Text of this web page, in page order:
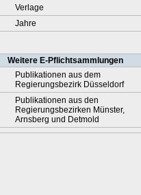
Verlage
Jahre
Weitere E-Pflichtsammlungen
Publikationen aus dem
Regierungsbezirk Düsseldorf
Publikationen aus den
Regierungsbezirken Münster,
Arnsberg und Detmold